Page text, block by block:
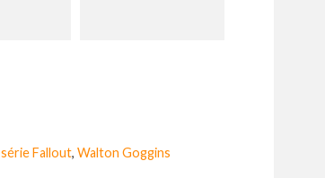
série Fallout, Walton Goggins